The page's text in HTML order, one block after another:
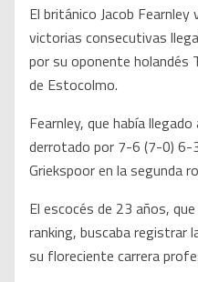
El británico Jacob
victorias consecutivas
por su oponente holandés
de Estocolmo.
Fearnley, que había
derrotado por 7-6 (7-0) 6-
Griekspoor en la segunda
El escocés de 23 años,
ranking, buscaba registrar
su floreciente carrera